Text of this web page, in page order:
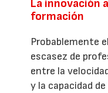
La innovación
formación
Probablemente
escasez de
entre la
y la capacidad